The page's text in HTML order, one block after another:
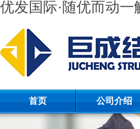
优发国际·随优而动一
首页 公司介绍